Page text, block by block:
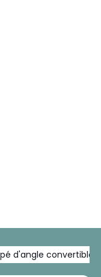
d'angle convertible